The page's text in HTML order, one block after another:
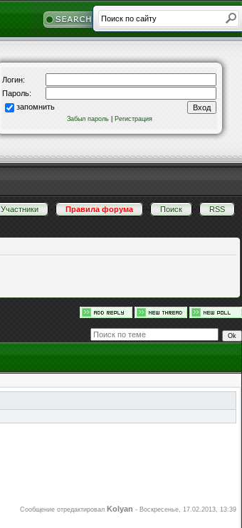
Логин:
Пароль:
запомнить
Забыл пароль| Регистрация
Участники · Правила форума · Поиск · RSS
Сообщение отредактировал Kolyan - Воскресенье, 17.02.2013, 13:39